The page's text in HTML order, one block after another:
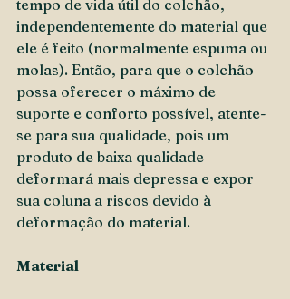
tempo de vida útil do colchão,
independentemente do material que
ele é feito (normalmente espuma ou
molas). Então, para que o colchão
possa oferecer o máximo de
suporte e conforto possível, atente-
se para sua qualidade, pois um
produto de baixa qualidade
deformará mais depressa e expor
sua coluna a riscos devido à
deformação do material.
Material